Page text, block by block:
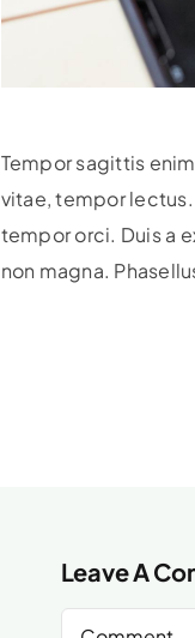
Tempor sagittis
vitae, tempor lectus.
tempor orci. Duis a
non magna.
Leave A
Comment